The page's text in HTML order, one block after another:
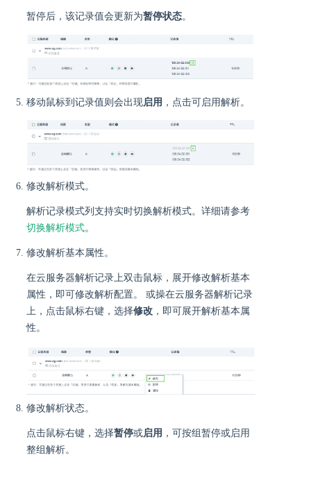
暂停后，该记录值会更新为暂停状态。
移动鼠标到记录值则会出现启用 ，点击可启用解析。
修改解析模式。
解析记录模式列支持实时切换解析模式。详细请参考
切换解析模式。
修改解析基本属性。
在云服务器解析记录上双击鼠标，展开修改解析基本
属性，即可修改解析配置。 或操在云服务器解析记录
上，点击鼠标右键，选择修改 ，即可展开解析基本属
性。
修改解析状态。
点击鼠标右键，选择暂停或启用 ，可按组暂停或启用
整组解析。